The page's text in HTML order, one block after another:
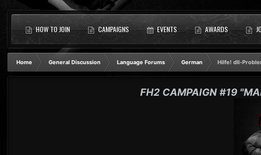
HOW TO JOIN CAMPAIGNS EVENTS AWARDS
Home General Discussion Language Forums German Hilfe! dll-
FH2 CAMPAIGN #19